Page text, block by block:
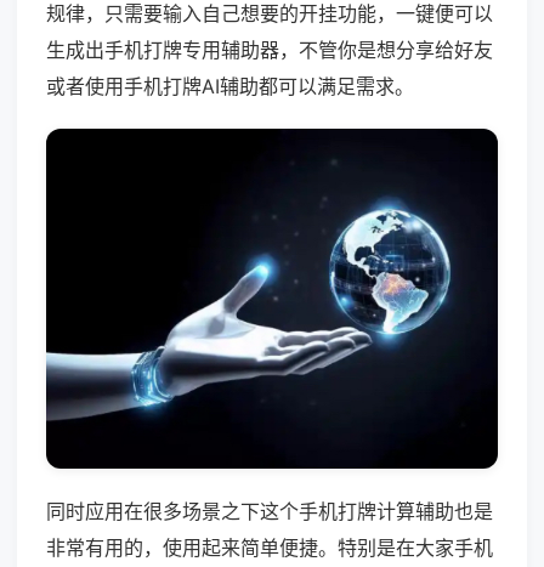
规律，只需要输入自己想要的开挂功能，一键便可以
生成出手机打牌专用辅助器，不管你是想分享给好友
或者使用手机打牌AI辅助都可以满足需求。
同时应用在很多场景之下这个手机打牌计算辅助也是
非常有用的，使用起来简单便捷。特别是在大家手机